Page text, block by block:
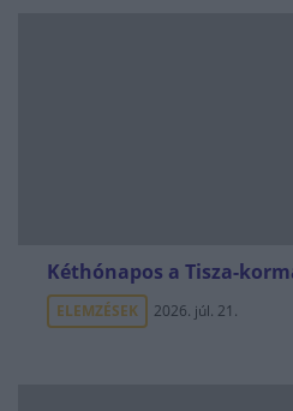
Kéthónapos a Tisza-
ELEMZÉSEK 2026. júl. 21.